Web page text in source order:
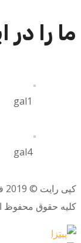
ما را در
gal1
gal4
کپی رایت © 2019 فود مود بومی سازی شده توسط
کلیه حقوق